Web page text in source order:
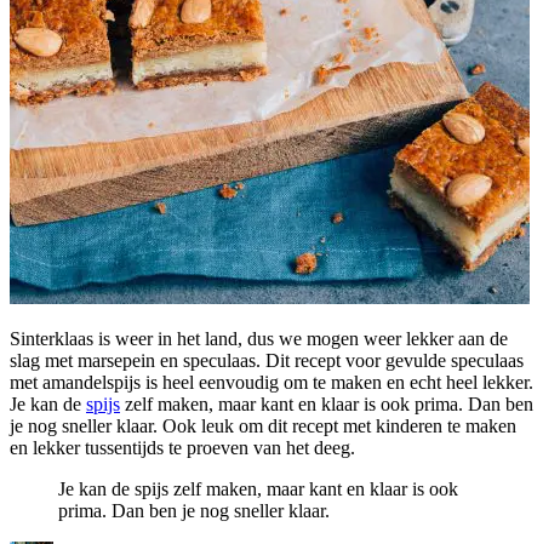
Sinterklaas is weer in het land, dus we mogen weer lekker aan de
slag met marsepein en speculaas. Dit recept voor gevulde speculaas
met amandelspijs is heel eenvoudig om te maken en echt heel lekker.
Je kan de spijs zelf maken, maar kant en klaar is ook prima. Dan ben
je nog sneller klaar. Ook leuk om dit recept met kinderen te maken
en lekker tussentijds te proeven van het deeg.
Je kan de spijs zelf maken, maar kant en klaar is ook
prima. Dan ben je nog sneller klaar.